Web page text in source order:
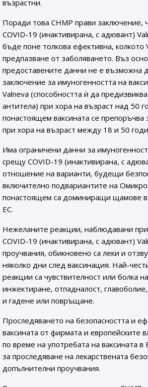
възрастни.
Поради това CHMP прави заключение,
COVID-19 (инактивирана, с адювант)
бъде поне толкова ефективна, колкото
предпазване от заболяването. Въз
предоставените данни не е възможна
заключение за имуногенността на
Valneva (способността ѝ да
антитела) при хора на възраст над 50
понастоящем ваксината се препоръчва
при хора на възраст между 18 и 50
Има ограничени данни за
срещу COVID-19 (инактивирана, с
отношение на варианти, будещи
включително подвариантите на
понастоящем са доминиращи щамове
ЕС.
Нежеланите реакции, наблюдавани
COVID-19 (инактивирана, с адювант)
проучвания, обикновено са леки и
няколко дни след ваксинация. Най-
реакции са чувствителност или болка
инжектиране, отпадналост,
и гадене или повръщане.
Проследяването на безопасността и
ваксината от фирмата и европейските
по време на употребата на ваксината в
за проследяване на лекарствената
допълнителни проучвания.